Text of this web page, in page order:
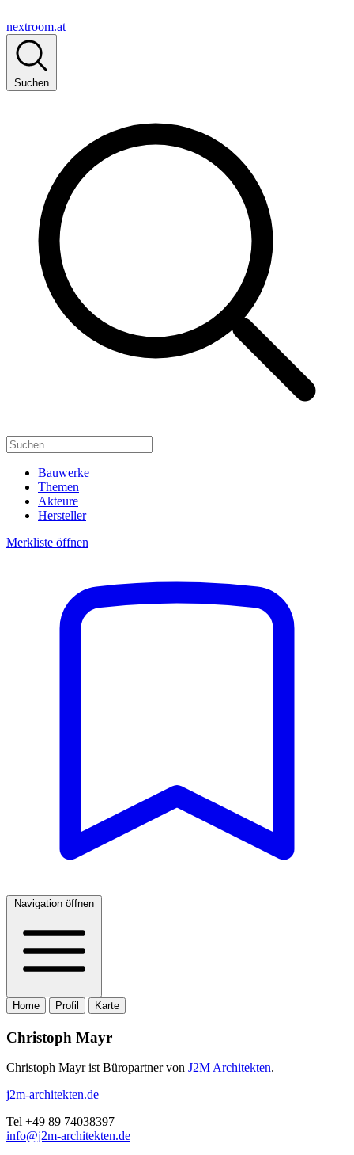
nextroom.at
Suchen
Bauwerke
Themen
Akteure
Hersteller
Merkliste öffnen
Navigation öffnen
Home Profil Karte
Christoph Mayr
Christoph Mayr ist Büropartner von J2M Architekten.
j2m-architekten.de
Tel +49 89 74038397
info@j2m-architekten.de